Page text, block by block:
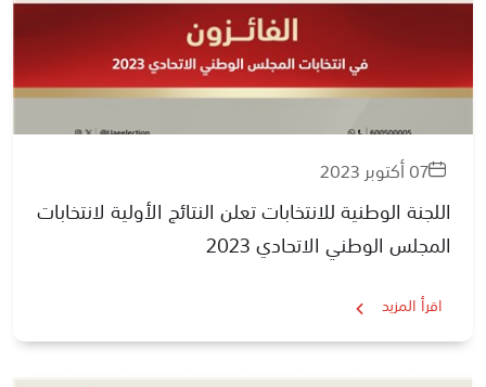
07 أكتوبر 2023
اللجنة الوطنية للانتخابات تعلن النتائج الأولية لانتخابات
المجلس الوطني الاتحادي 2023
اقرأ المزيد